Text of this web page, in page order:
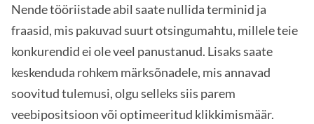
Nende tööriistade abil saate nullida terminid ja
fraasid, mis pakuvad suurt otsingumahtu, millele teie
konkurendid ei ole veel panustanud. Lisaks saate
keskenduda rohkem märksõnadele, mis annavad
soovitud tulemusi, olgu selleks siis parem
veebipositsioon või optimeeritud klikkimismäär.